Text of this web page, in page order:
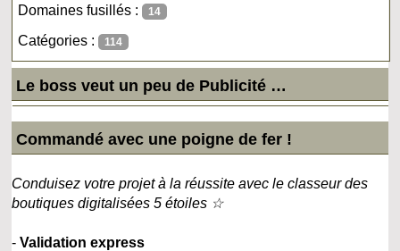
Domaines fusillés : 14
Catégories : 114
Le boss veut un peu de Publicité …
Commandé avec une poigne de fer !
Conduisez votre projet à la réussite avec le classeur des
boutiques digitalisées 5 étoiles ☆
-Validation express